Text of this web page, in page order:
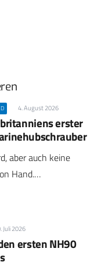
4. August 2026
erster
aber auch keine
Hand.…
Juli 2026
ersten NH90